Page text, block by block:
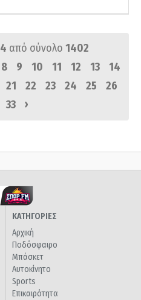
από σύνολο 1402
8 9 10 11 12 13
14
21 22 23 24 25
26
33 ›
ΚΑΤΗΓΟΡΙΕΣ
Αρχική
Ποδόσφαιρο
Μπάσκετ
Αυτοκίνητο
Sports
Επικαιρότητα